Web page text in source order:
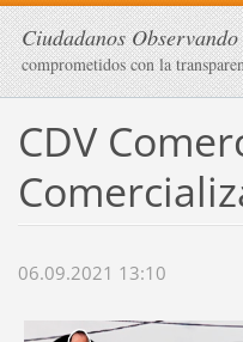
Ciudadanos Observando
comprometidos con la
CDV
06.09.2021 13:10